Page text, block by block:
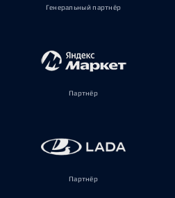
Генеральный партнёр
Партнёр
Партнёр